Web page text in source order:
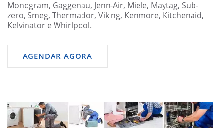
Monogram, Gaggenau, Jenn-Air, Miele, Maytag, Sub-
zero, Smeg, Thermador, Viking, Kenmore, Kitchenaid,
Kelvinator e Whirlpool.
AGENDAR AGORA